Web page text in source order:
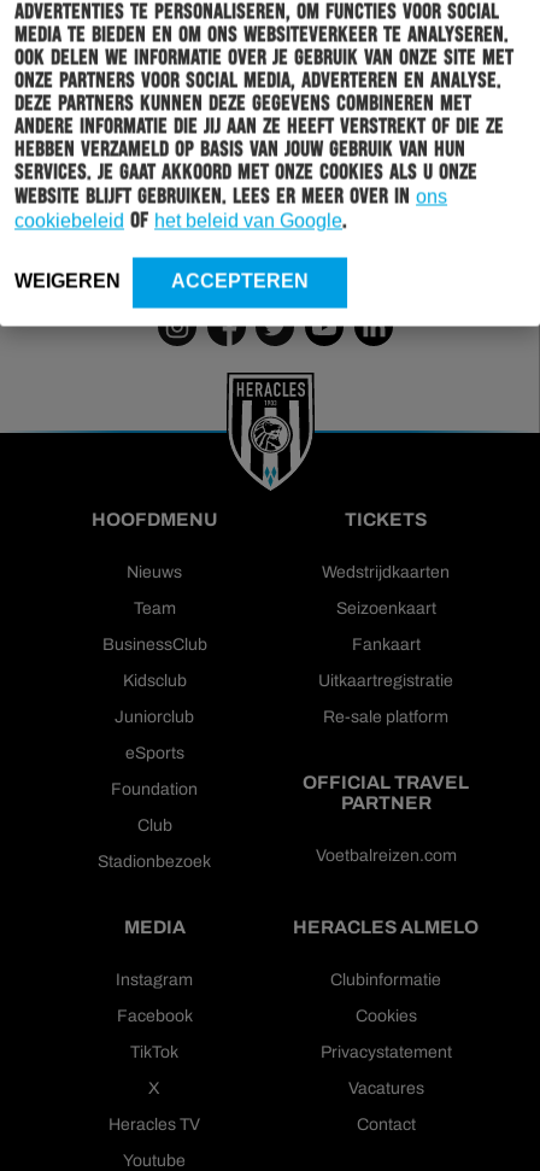
advertenties te personaliseren, om functies voor social
media te bieden en om ons websiteverkeer te analyseren.
Ook delen we informatie over je gebruik van onze site met
onze partners voor social media, adverteren en analyse.
Deze partners kunnen deze gegevens combineren met
andere informatie die jij aan ze heeft verstrekt of die ze
hebben verzameld op basis van jouw gebruik van hun
services. Je gaat akkoord met onze cookies als u onze
website blijft gebruiken. Lees er meer over in ons
cookiebeleid of het beleid van Google.
WEIGEREN ACCEPTEREN
Schrijf je in voor onze nieuwsbrief
Wil jij altijd en overal op de hoogte gehouden worden
van al het clubnieuws? Schrijf je dan in voor de
nieuwsbrief van Heracles Almelo. Doordat je zelf aan
kan geven welk nieuws jij van ons wil ontvangen,
sturen wij alleen nieuws wat voor jou relevant is.
INSCHRIJVEN
HOOFDMENU
Nieuws
Team
BusinessClub
Kidsclub
Juniorclub
eSports
Foundation
Club
Stadionbezoek
TICKETS
Wedstrijdkaarten
Seizoenkaart
Fankaart
Uitkaartregistratie
Re-sale platform
OFFICIAL TRAVEL
PARTNER
Voetbalreizen.com
MEDIA
Instagram
Facebook
TikTok
X
Heracles TV
Youtube
HERACLES ALMELO
Clubinformatie
Cookies
Privacystatement
Vacatures
Contact